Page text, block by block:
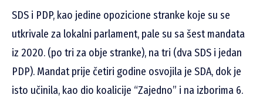
SDS i PDP, kao jedine opozicione stranke koje su se
utkrivale za lokalni parlament, pale su sa šest mandata
iz 2020. (po tri za obje stranke), na tri (dva SDS i jedan
PDP). Mandat prije četiri godine osvojila je SDA, dok je
isto učinila, kao dio koalicije “Zajedno” i na izborima 6.